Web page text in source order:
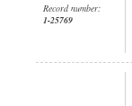
Record number:
1-25769